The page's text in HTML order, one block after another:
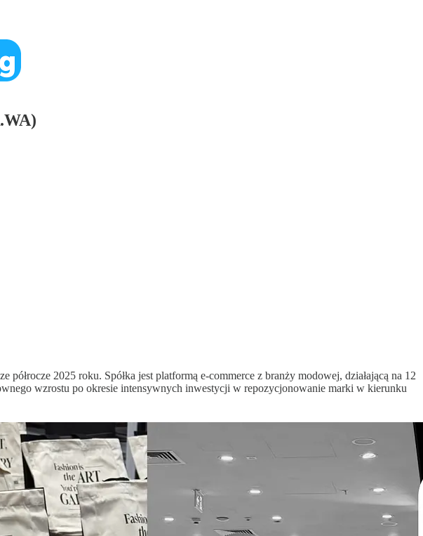
2025 roku. Spółka jest platformą e-commerce z branży modowej, działającą na 12
wzrostu po okresie intensywnych inwestycji w repozycjonowanie marki w kierunku